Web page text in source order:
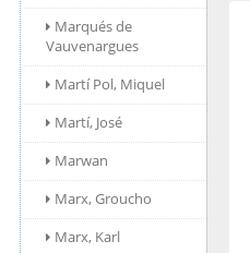
Marqués de
Vauvenargues
Martí Pol, Miquel
Martí, José
Marwan
Marx, Groucho
Marx, Karl